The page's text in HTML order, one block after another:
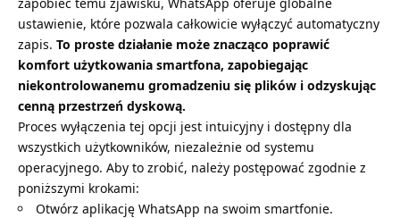
ustawienie, które pozwala całkowicie wyłączyć automatyczny
zapis. To proste działanie może znacząco poprawić
komfort użytkowania smartfona, zapobiegając
niekontrolowanemu gromadzeniu się plików i odzyskując
cenną przestrzeń dyskową.
Proces wyłączenia tej opcji jest intuicyjny i dostępny dla
wszystkich użytkowników, niezależnie od systemu
operacyjnego. Aby to zrobić, należy postępować zgodnie z
poniższymi krokami:
Otwórz aplikację WhatsApp na swoim smartfonie.